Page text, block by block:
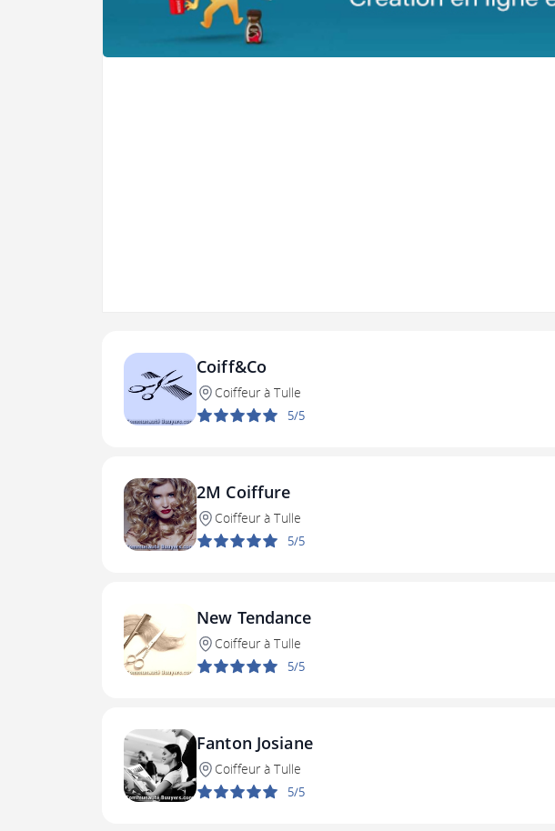
Coiff&Co
Coiffeur à Tulle
5/5
2M Coiffure
Coiffeur à Tulle
5/5
New Tendance
Coiffeur à Tulle
5/5
Fanton Josiane
Coiffeur à Tulle
5/5